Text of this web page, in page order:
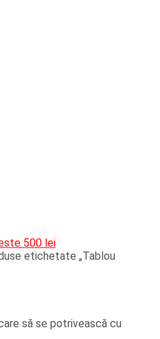
500 lei
etichetate „Tablou
să se potrivească cu